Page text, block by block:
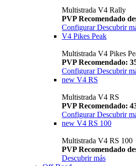
Multistrada V4 Rally
PVP Recomendado
Configurar Descubrir
V4 Pikes Peak
Multistrada V4 Pikes
PVP Recomendado:
Configurar Descubrir
new V4 RS
Multistrada V4 RS
PVP Recomendado:
ConfigurarDescubrir
new V4 RS 100
Multistrada V4 RS 100
PVP Recomendado
Descubrir más